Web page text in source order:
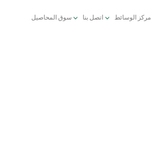
مركز الوسائط اتصل بنا سوق المحاصيل